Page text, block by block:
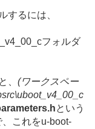
するには、
フォルダ
、 (ワークスペー
という
これをu-boot-